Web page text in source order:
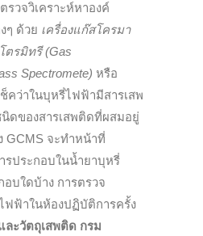
รวจวิเคราะห์หาองค์
ๆ ด้วย เครื่องแก๊สโครมา
ตรมิทรี (Gas
Spectromete) หรือ
ช็คว่าในบุหรี่ไฟฟ้ามีสารเสพ
ดของสารเสพติดที่ผสมอยู่
GCMS จะทำหน้าที่
รประกอบในน้ำยาบุหรี่
บใดบ้าง การตรวจ
ฟฟ้าในห้องปฏิบัติการครั้ง
ละวัตถุเสพติด กรม